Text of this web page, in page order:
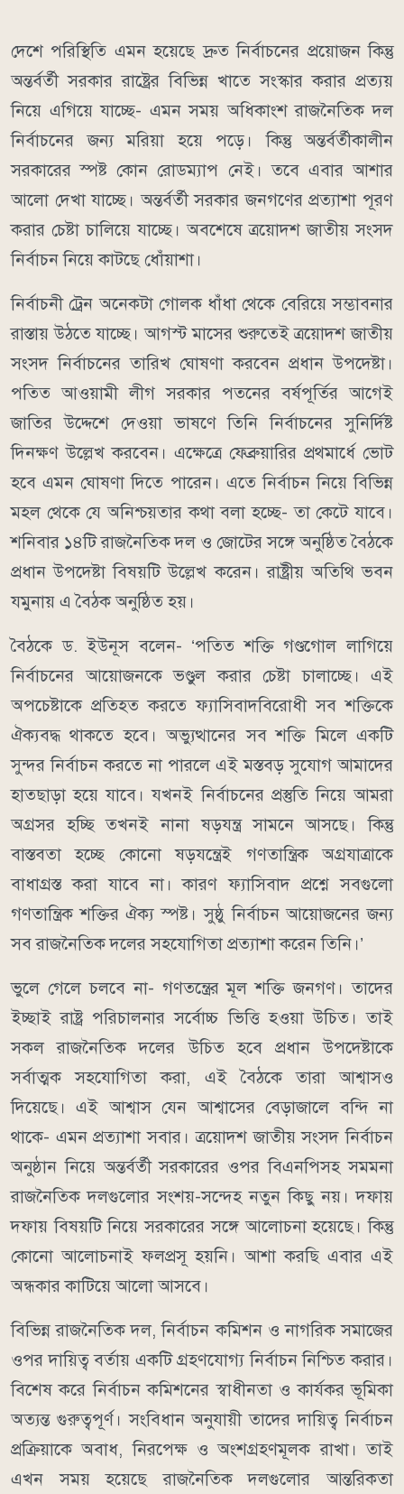
দেশে পরিস্থিতি এমন হয়েছে দ্রুত নির্বাচনের প্রয়োজন কিন্তু
অন্তর্বর্তী সরকার রাষ্ট্রের বিভিন্ন খাতে সংস্কার করার প্রত্যয়
নিয়ে এগিয়ে যাচ্ছে- এমন সময় অধিকাংশ রাজনৈতিক দল
নির্বাচনের জন্য মরিয়া হয়ে পড়ে। কিন্তু অন্তর্বর্তীকালীন
সরকারের স্পষ্ট কোন রোডম্যাপ নেই। তবে এবার আশার
আলো দেখা যাচ্ছে। অন্তর্বর্তী সরকার জনগণের প্রত্যাশা পূরণ
করার চেষ্টা চালিয়ে যাচ্ছে। অবশেষে ত্রয়োদশ জাতীয় সংসদ
নির্বাচন নিয়ে কাটছে ধোঁয়াশা।
নির্বাচনী ট্রেন অনেকটা গোলক ধাঁধা থেকে বেরিয়ে সম্ভাবনার
রাস্তায় উঠতে যাচ্ছে। আগস্ট মাসের শুরুতেই ত্রয়োদশ জাতীয়
সংসদ নির্বাচনের তারিখ ঘোষণা করবেন প্রধান উপদেষ্টা।
পতিত আওয়ামী লীগ সরকার পতনের বর্ষপূর্তির আগেই
জাতির উদ্দেশে দেওয়া ভাষণে তিনি নির্বাচনের সুনির্দিষ্ট
দিনক্ষণ উল্লেখ করবেন। এক্ষেত্রে ফেব্রুয়ারির প্রথমার্ধে ভোট
হবে এমন ঘোষণা দিতে পারেন। এতে নির্বাচন নিয়ে বিভিন্ন
মহল থেকে যে অনিশ্চয়তার কথা বলা হচ্ছে- তা কেটে যাবে।
শনিবার ১৪টি রাজনৈতিক দল ও জোটের সঙ্গে অনুষ্ঠিত বৈঠকে
প্রধান উপদেষ্টা বিষয়টি উল্লেখ করেন। রাষ্ট্রীয় অতিথি ভবন
যমুনায় এ বৈঠক অনুষ্ঠিত হয়।
বৈঠকে ড. ইউনূস বলেন- ‘পতিত শক্তি গণ্ডগোল লাগিয়ে
নির্বাচনের আয়োজনকে ভণ্ডুল করার চেষ্টা চালাচ্ছে। এই
অপচেষ্টাকে প্রতিহত করতে ফ্যাসিবাদবিরোধী সব শক্তিকে
ঐক্যবদ্ধ থাকতে হবে। অভ্যুত্থানের সব শক্তি মিলে একটি
সুন্দর নির্বাচন করতে না পারলে এই মস্তবড় সুযোগ আমাদের
হাতছাড়া হয়ে যাবে। যখনই নির্বাচনের প্রস্তুতি নিয়ে আমরা
অগ্রসর হচ্ছি তখনই নানা ষড়যন্ত্র সামনে আসছে। কিন্তু
বাস্তবতা হচ্ছে কোনো ষড়যন্ত্রেই গণতান্ত্রিক অগ্রযাত্রাকে
বাধাগ্রস্ত করা যাবে না। কারণ ফ্যাসিবাদ প্রশ্নে সবগুলো
গণতান্ত্রিক শক্তির ঐক্য স্পষ্ট। সুষ্ঠু নির্বাচন আয়োজনের জন্য
সব রাজনৈতিক দলের সহযোগিতা প্রত্যাশা করেন তিনি।’
ভুলে গেলে চলবে না- গণতন্ত্রের মূল শক্তি জনগণ। তাদের
ইচ্ছাই রাষ্ট্র পরিচালনার সর্বোচ্চ ভিত্তি হওয়া উচিত। তাই
সকল রাজনৈতিক দলের উচিত হবে প্রধান উপদেষ্টাকে
সর্বাত্মক সহযোগিতা করা, এই বৈঠকে তারা আশ্বাসও
দিয়েছে। এই আশ্বাস যেন আশ্বাসের বেড়াজালে বন্দি না
থাকে- এমন প্রত্যাশা সবার। ত্রয়োদশ জাতীয় সংসদ নির্বাচন
অনুষ্ঠান নিয়ে অন্তর্বর্তী সরকারের ওপর বিএনপিসহ সমমনা
রাজনৈতিক দলগুলোর সংশয়-সন্দেহ নতুন কিছু নয়। দফায়
দফায় বিষয়টি নিয়ে সরকারের সঙ্গে আলোচনা হয়েছে। কিন্তু
কোনো আলোচনাই ফলপ্রসূ হয়নি। আশা করছি এবার এই
অন্ধকার কাটিয়ে আলো আসবে।
বিভিন্ন রাজনৈতিক দল, নির্বাচন কমিশন ও নাগরিক সমাজের
ওপর দায়িত্ব বর্তায় একটি গ্রহণযোগ্য নির্বাচন নিশ্চিত করার।
বিশেষ করে নির্বাচন কমিশনের স্বাধীনতা ও কার্যকর ভূমিকা
অত্যন্ত গুরুত্বপূর্ণ। সংবিধান অনুযায়ী তাদের দায়িত্ব নির্বাচন
প্রক্রিয়াকে অবাধ, নিরপেক্ষ ও অংশগ্রহণমূলক রাখা। তাই
এখন সময় হয়েছে রাজনৈতিক দলগুলোর আন্তরিকতা